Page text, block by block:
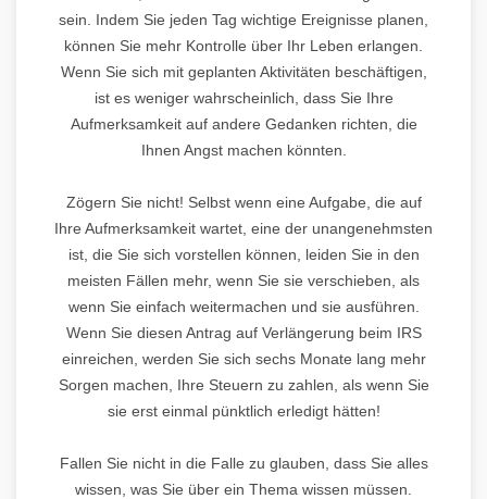
sein. Indem Sie jeden Tag wichtige Ereignisse planen,
können Sie mehr Kontrolle über Ihr Leben erlangen.
Wenn Sie sich mit geplanten Aktivitäten beschäftigen,
ist es weniger wahrscheinlich, dass Sie Ihre
Aufmerksamkeit auf andere Gedanken richten, die
Ihnen Angst machen könnten.
Zögern Sie nicht! Selbst wenn eine Aufgabe, die auf
Ihre Aufmerksamkeit wartet, eine der unangenehmsten
ist, die Sie sich vorstellen können, leiden Sie in den
meisten Fällen mehr, wenn Sie sie verschieben, als
wenn Sie einfach weitermachen und sie ausführen.
Wenn Sie diesen Antrag auf Verlängerung beim IRS
einreichen, werden Sie sich sechs Monate lang mehr
Sorgen machen, Ihre Steuern zu zahlen, als wenn Sie
sie erst einmal pünktlich erledigt hätten!
Fallen Sie nicht in die Falle zu glauben, dass Sie alles
wissen, was Sie über ein Thema wissen müssen.